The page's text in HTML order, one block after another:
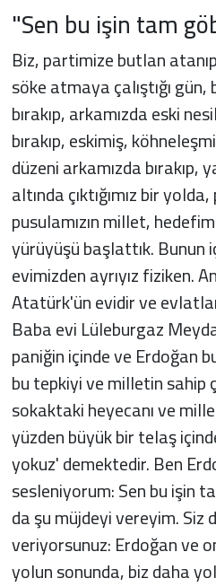
"Sen bu işin tam
Biz, partimize butlan
söke atmaya çalıştığı
bırakıp, arkamızda eski
bırakıp, eskimiş,
düzeni arkamızda bırakıp,
altında çıktığımız bir
pusulamızın millet,
yürüyüşü başlattık. Bunun
evimizden ayrıyız fiziken.
Atatürk'ün evidir ve
Baba evi Lüleburgaz
paniğin içinde ve Erdoğan
bu tepkiyi ve milletin sahip
sokaktaki heyecanı ve
yüzden büyük bir telaş
yokuz' demektedir. Ben
sesleniyorum: Sen bu işin
da şu müjdeyi vereyim. Siz
veriyorsunuz: Erdoğan ve
yolun sonunda, biz daha